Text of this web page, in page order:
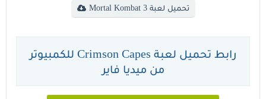
تحميل لعبة Mortal Kombat 3
رابط تحميل لعبة Crimson Capes للكمبيوتر
من ميديا فاير